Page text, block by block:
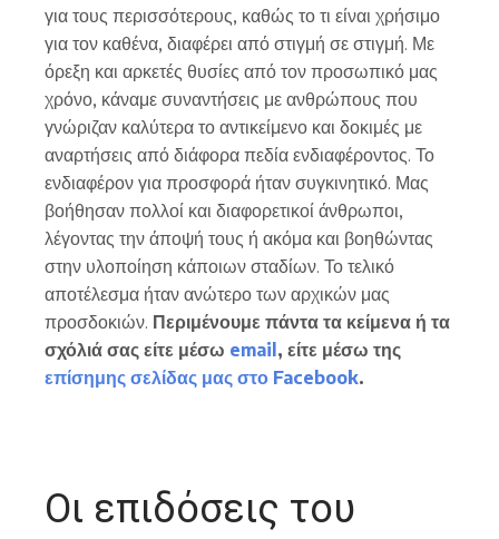
για τους περισσότερους, καθώς το τι είναι χρήσιμο
για τον καθένα, διαφέρει από στιγμή σε στιγμή. Με
όρεξη και αρκετές θυσίες από τον προσωπικό μας
χρόνο, κάναμε συναντήσεις με ανθρώπους που
γνώριζαν καλύτερα το αντικείμενο και δοκιμές με
αναρτήσεις από διάφορα πεδία ενδιαφέροντος. Το
ενδιαφέρον για προσφορά ήταν συγκινητικό. Μας
βοήθησαν πολλοί και διαφορετικοί άνθρωποι,
λέγοντας την άποψή τους ή ακόμα και βοηθώντας
στην υλοποίηση κάποιων σταδίων. Το τελικό
αποτέλεσμα ήταν ανώτερο των αρχικών μας
προσδοκιών. Περιμένουμε πάντα τα κείμενα ή τα
σχόλιά σας είτε μέσω email, είτε μέσω της
επίσημης σελίδας μας στο Facebook.
Οι επιδόσεις του